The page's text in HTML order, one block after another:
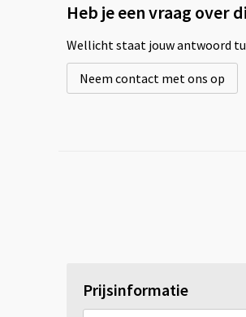
Heb je een vraag over
Wellicht staat jouw antwoord
Neem contact met ons op
Prijsinformatie